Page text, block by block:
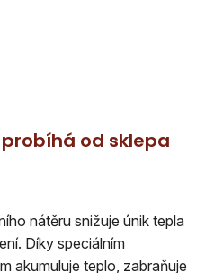
probíhá od sklepa
nátěru snižuje únik tepla
Díky speciálním
akumuluje teplo, zabraňuje